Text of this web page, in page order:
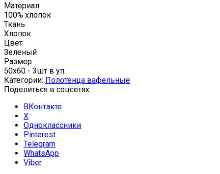
Материал
100% хлопок
Ткань
Хлопок
Цвет
Зеленый
Размер
50x60 - 3шт в уп.
Категории: Полотенца вафельные
Поделиться в соцсетях:
ВКонтакте
X
Одноклассники
Pinterest
Telegram
WhatsApp
Viber